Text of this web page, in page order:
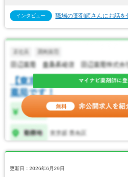
インタビュー 職場の薬剤師さんにお話を
更新日：2026年6月29日